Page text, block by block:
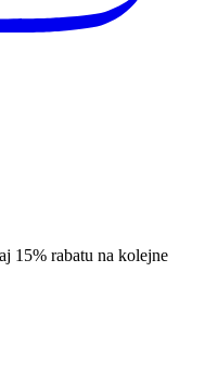
15% rabatu na kolejne